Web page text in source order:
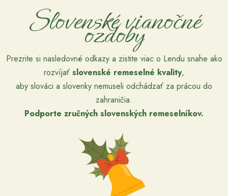
Slovenské vianočné
ozdoby
Prezrite si nasledovné odkazy a zistite viac o Lendu snahe ako
rozvíjať slovenské remeselné kvality,
aby slováci a slovenky nemuseli odchádzať za prácou do
zahraničia.
Podporte zručných slovenských remeselníkov.